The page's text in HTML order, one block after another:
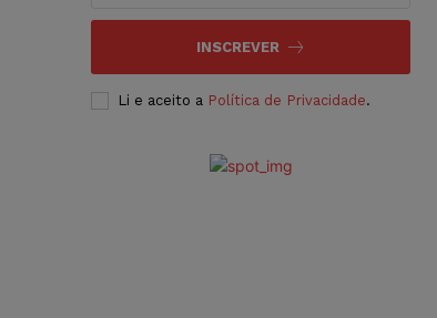
INSCREVER
Li e aceito a Política de Privacidade.